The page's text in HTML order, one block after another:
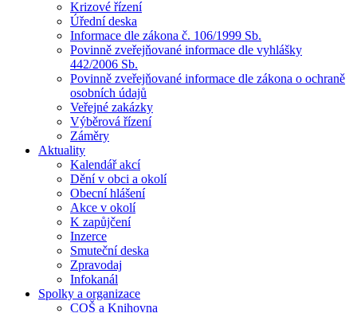
Krizové řízení
Úřední deska
Informace dle zákona č. 106/1999 Sb.
Povinně zveřejňované informace dle vyhlášky
442/2006 Sb.
Povinně zveřejňované informace dle zákona o ochraně
osobních údajů
Veřejné zakázky
Výběrová řízení
Záměry
Aktuality
Kalendář akcí
Dění v obci a okolí
Obecní hlášení
Akce v okolí
K zapůjčení
Inzerce
Smuteční deska
Zpravodaj
Infokanál
Spolky a organizace
COŠ a Knihovna